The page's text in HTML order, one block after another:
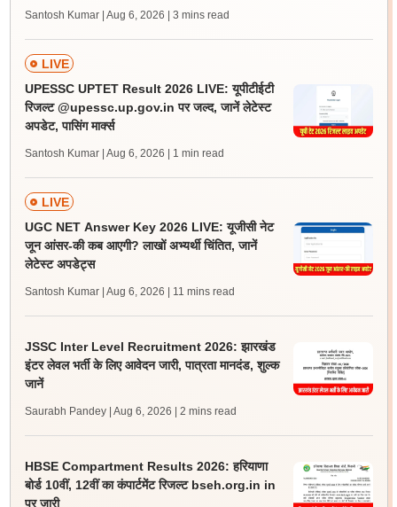
Santosh Kumar | Aug 6, 2026 | 3 mins read
LIVE
UPESSC UPTET Result 2026 LIVE: यूपीटीईटी
रिजल्ट @upessc.up.gov.in पर जल्द, जानें लेटेस्ट
अपडेट, पासिंग मार्क्स
Santosh Kumar | Aug 6, 2026 | 1 min read
LIVE
UGC NET Answer Key 2026 LIVE: यूजीसी नेट
जून आंसर-की कब आएगी? लाखों अभ्यर्थी चिंतित, जानें
लेटेस्ट अपडेट्स
Santosh Kumar | Aug 6, 2026 | 11 mins read
JSSC Inter Level Recruitment 2026: झारखंड
इंटर लेवल भर्ती के लिए आवेदन जारी, पात्रता मानदंड, शुल्क
जानें
Saurabh Pandey | Aug 6, 2026 | 2 mins read
HBSE Compartment Results 2026: हरियाणा
बोर्ड 10वीं, 12वीं का कंपार्टमेंट रिजल्ट bseh.org.in in
पर जारी